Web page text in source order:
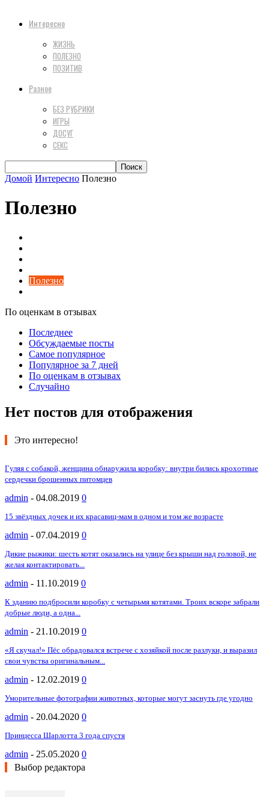
Интересно
ЖИЗНЬ
ПОЛЕЗНО
ПОЗИТИВ
Разное
БЕЗ РУБРИКИ
ИГРЫ
ДОСУГ
СЕКС
Домой Интересно Полезно
Полезно
Полезно
По оценкам в отзывах
Последнее
Обсуждаемые посты
Самое популярное
Популярное за 7 дней
По оценкам в отзывах
Случайно
Нет постов для отображения
Это интересно!
Гуляя с собакой, женщина обнаружила коробку: внутри бились крохотные
сердечки брошенных питомцев
admin - 04.08.2019 0
15 звёздных дочек и их красавиц-мам в одном и том же возрасте
admin - 07.04.2019 0
Дикие рыжики: шесть котят оказались на улице без крыши над головой, не
желая контактировать...
admin - 11.10.2019 0
К зданию подбросили коробку с четырьмя котятами. Троих вскоре забрали
добрые люди, а одна...
admin - 21.10.2019 0
«Я скучал!» Пёс обрадовался встрече с хозяйкой после разлуки, и выразил
свои чувства оригинальным...
admin - 12.02.2019 0
Уморительные фотографии животных, которые могут заснуть где угодно
admin - 20.04.2020 0
Принцесса Шарлотта 3 года спустя
admin - 25.05.2020 0
Выбор редактора